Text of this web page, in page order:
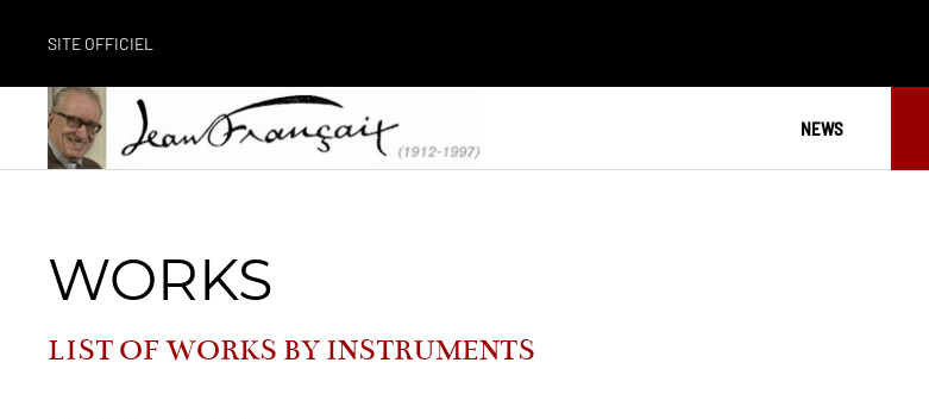
SITE OFFICIEL
NEWS
WORKS
LIST OF WORKS BY INSTRUMENTS